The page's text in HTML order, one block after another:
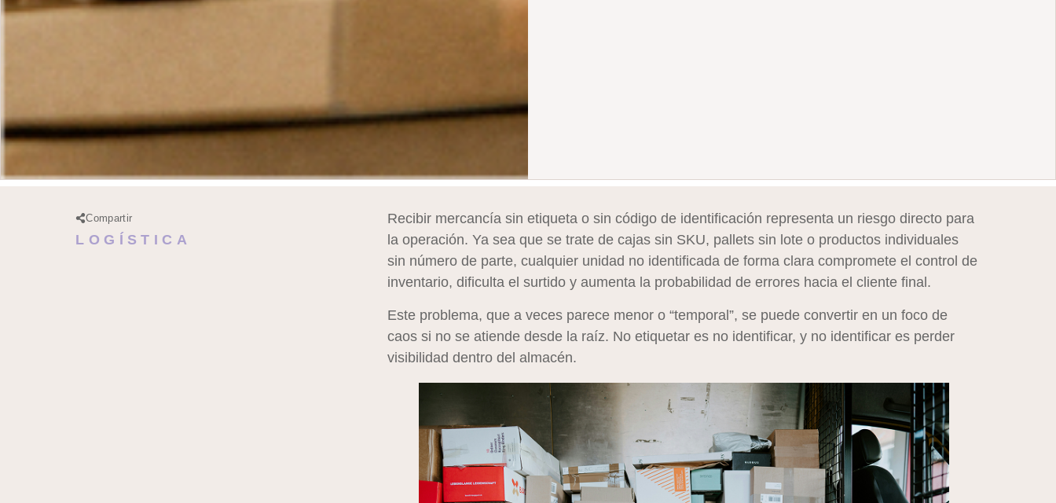
Compartir
LOGÍSTICA
Recibir mercancía sin etiqueta o sin código de identificación representa un riesgo directo para
la operación. Ya sea que se trate de cajas sin SKU, pallets sin lote o productos individuales
sin número de parte, cualquier unidad no identificada de forma clara compromete el control de
inventario, dificulta el surtido y aumenta la probabilidad de errores hacia el cliente final.
Este problema, que a veces parece menor o “temporal”, se puede convertir en un foco de
caos si no se atiende desde la raíz. No etiquetar es no identificar, y no identificar es perder
visibilidad dentro del almacén.